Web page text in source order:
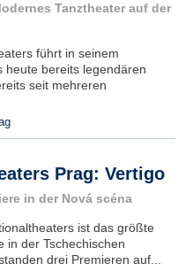
Tanztheater auf der
führt in seinem
heute bereits legendären
seit mehreren
Prag: Vertigo
in der Nová scéna
ist das größte
in der Tschechischen
drei Premieren auf...